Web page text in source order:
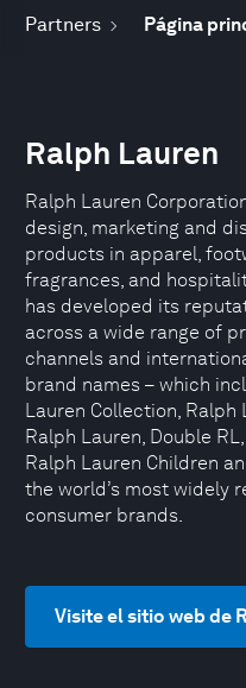
Partners Página
Ralph Lauren
Ralph Lauren
design, marketing and
products in apparel,
fragrances, and
has developed its
across a wide range of
channels and
brand names – which
Lauren Collection, Ralph
Ralph Lauren, Double
Ralph Lauren Children
the world’s most widely
consumer brands.
Visite el sitio web de